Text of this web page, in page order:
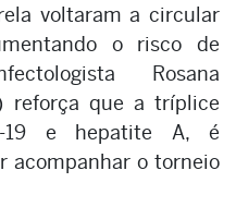
voltaram a circular
o risco de
Rosana
reforça que a tríplice
19 e hepatite A, é
acompanhar o torneio